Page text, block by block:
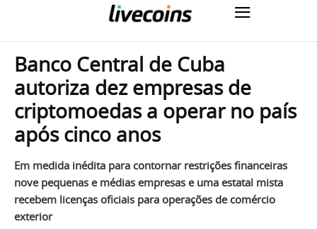
Banco Central de Cuba
autoriza dez empresas de
criptomoedas a operar no país
após cinco anos
Em medida inédita para contornar restrições financeiras
nove pequenas e médias empresas e uma estatal mista
recebem licenças oficiais para operações de comércio
exterior